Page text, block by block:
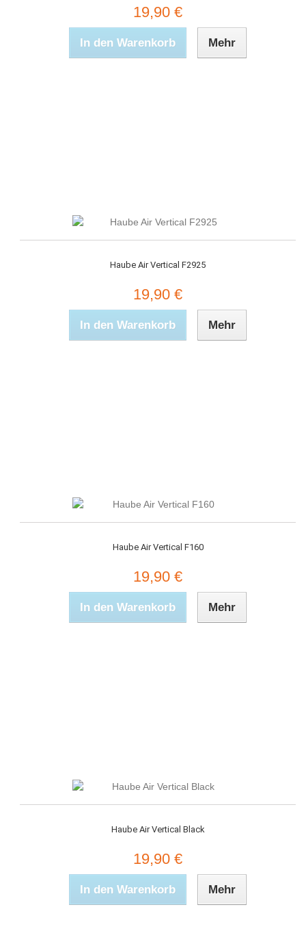
19,90 €
In den Warenkorb Mehr
Haube Air Vertical F2925
19,90 €
In den Warenkorb Mehr
Haube Air Vertical F160
19,90 €
In den Warenkorb Mehr
Haube Air Vertical Black
19,90 €
In den Warenkorb Mehr